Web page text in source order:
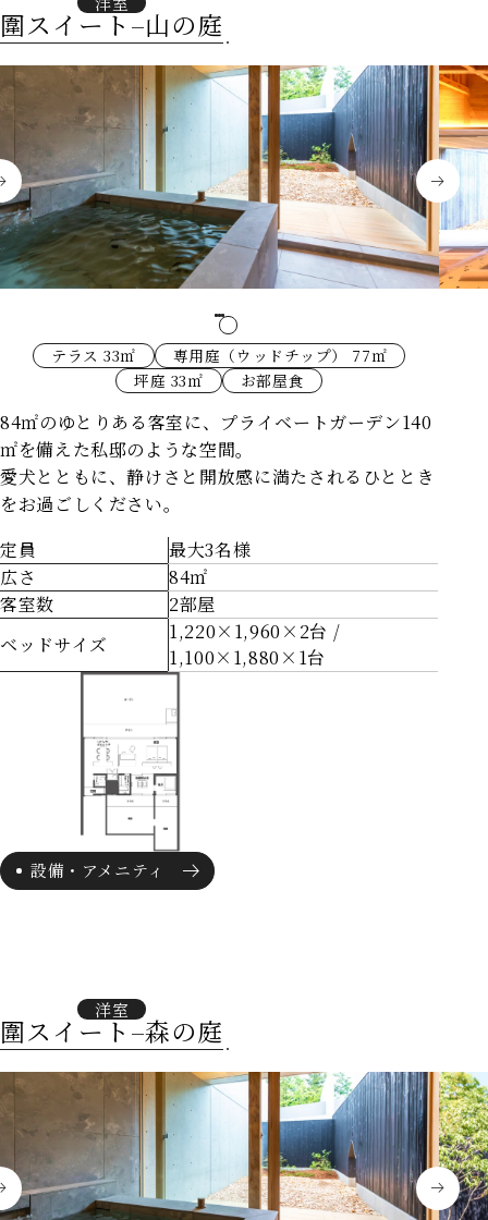
圍スイート–山の庭
テラス 33㎡
専用庭（ウッドチップ） 77㎡
坪庭 33㎡
お部屋食
84㎡のゆとりある客室に、プライベートガーデン140
㎡を備えた私邸のような空間。
愛犬とともに、静けさと開放感に満たされるひととき
をお過ごしください。
定員
最大3名様
広さ
84㎡
客室数
2部屋
ベッドサイズ
1,220×1,960×2台 /
1,100×1,880×1台
設備・アメニティ
洋室
圍スイート–森の庭